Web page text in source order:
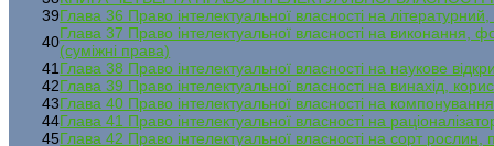
39Глава 36 Право інтелектуальної власності на
40Глава 37 Право інтелектуальної власності на виконання,
(суміжні права)
41 Глава 38 Право інтелектуальної власності на наукове
42Глава 39 Право інтелектуальної власності на винахід,
43Глава 40 Право інтелектуальної власності на
44Глава 41 Право інтелектуальної власності на
45Глава 42 Право інтелектуальної власності на сорт рослин,